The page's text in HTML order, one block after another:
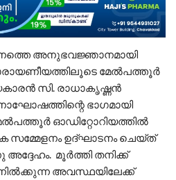
അനുഭവജ്ഞാനമായി
മേല്‍പത്തൂര്‍
സി. രാധാകൃഷ്ണന്‍
ഭാഗമായി
ഓഡിറ്റോറിയത്തില്‍
സമ്മേളനം ഉദ്ഘാടനം ചെയ്ത്
മൂര്‍ത്തി തനിക്ക്
അവസ്ഥയിലേക്ക്